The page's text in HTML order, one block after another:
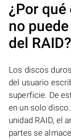
¿Por
no
del RAID?
Los discos
del usuario
superficie. De
en un solo
unidad RAID, el
partes se